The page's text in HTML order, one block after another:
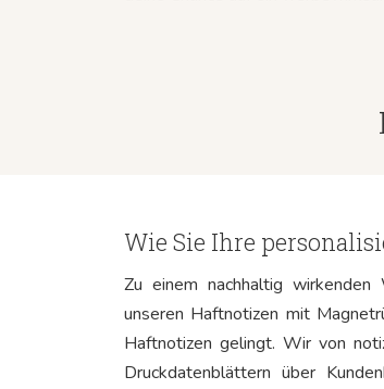
Wie Sie Ihre
Zu einem nachhaltig
unseren Haftnotizen mit
Haftnotizen gelingt. Wir von
Druckdatenblättern über